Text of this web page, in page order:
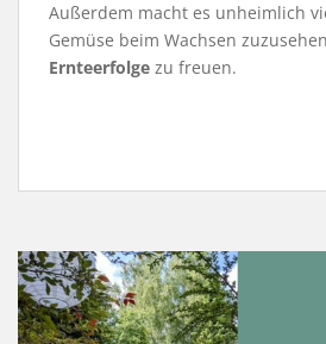
Außerdem macht es unheimlich
Gemüse beim Wachsen
Ernteerfolge zu freuen.